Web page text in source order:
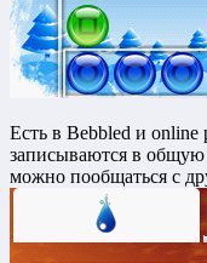
Есть в Bebbled и
записываются в общую
можно пообщаться с